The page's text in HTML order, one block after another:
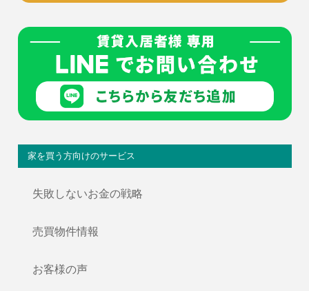
家を買う方向けのサービス
失敗しないお金の戦略
売買物件情報
お客様の声